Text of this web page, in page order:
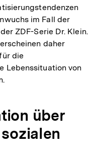
im Fall der
ZDF-Serie Dr. Klein.
daher
die
Lebenssituation von
über